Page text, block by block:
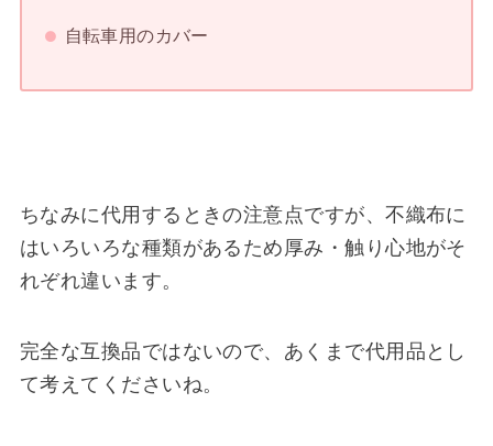
自転車用のカバー
ちなみに代用するときの注意点ですが、不織布に
はいろいろな種類があるため厚み・触り心地がそ
れぞれ違います。
完全な互換品ではないので、あくまで代用品とし
て考えてくださいね。